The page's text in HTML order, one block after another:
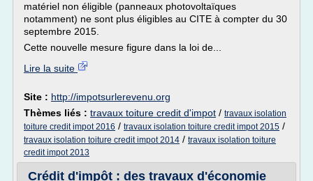
matériel non éligible (panneaux photovoltaïques
notamment) ne sont plus éligibles au CITE à compter du 30
septembre 2015.
Cette nouvelle mesure figure dans la loi de...
Lire la suite
Site : http://impotsurlerevenu.org
Thèmes liés : travaux toiture credit d'impot / travaux isolation
toiture credit impot 2016 / travaux isolation toiture credit impot 2015 /
travaux isolation toiture credit impot 2014 / travaux isolation toiture
credit impot 2013
Crédit d'impôt : des travaux d'économie